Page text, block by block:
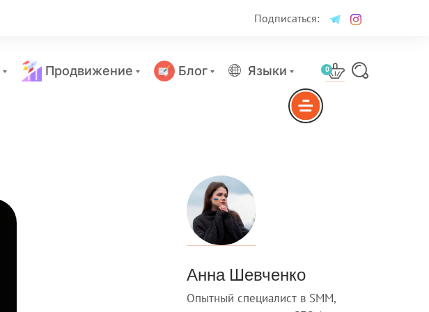
Подписаться:
Продвижение Блог Языки 0
Анна Шевченко
Опытный специалист в SMM,